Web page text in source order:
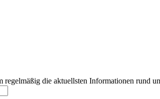
regelmäßig die aktuellsten Informationen rund